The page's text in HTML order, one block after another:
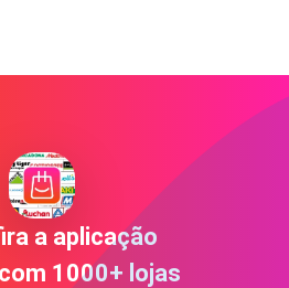
a aplicação
1000+ lojas